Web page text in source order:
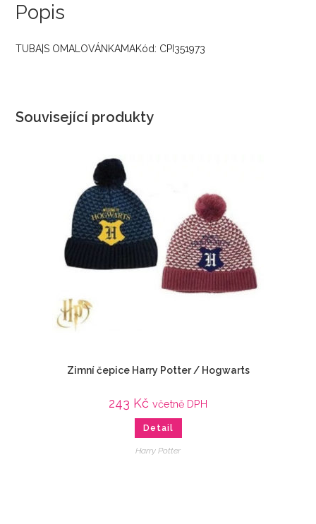
Popis
TUBA|S OMALOVÁNKAMAKód: CPI351973
Související produkty
Zimní čepice Harry Potter / Hogwarts
243 Kč včetně DPH
Detail
Harry Potter